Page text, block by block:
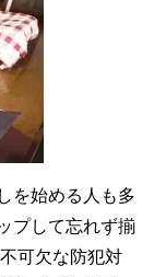
を始める人も多
プして忘れず揃
可欠な防犯対